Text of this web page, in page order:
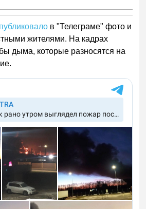
в "Телеграме" фото и
жителями. На кадрах
дыма, которые разносятся на